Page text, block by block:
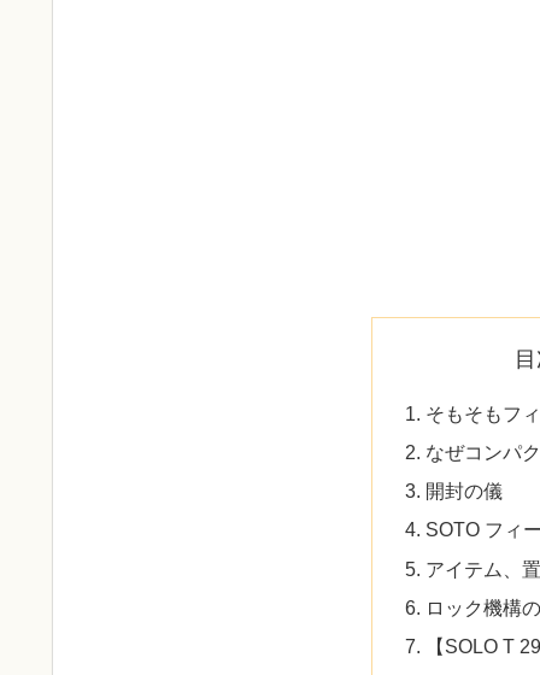
そもそもフ
なぜコンパ
開封の儀
SOTO フィ
アイテム、
ロック機構
【SOLO T